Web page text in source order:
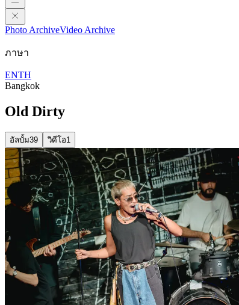
Photo ArchiveVideo Archive
ภาษา
ENTH
Bangkok
Old Dirty
อัลบั้ม39 วิดีโอ1